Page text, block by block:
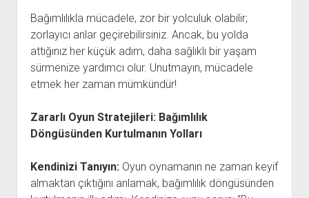
Bağımlılıkla mücadele, zor bir yolculuk olabilir;
zorlayıcı anlar geçirebilirsiniz. Ancak, bu yolda
attığınız her küçük adım, daha sağlıklı bir yaşam
sürmenize yardımcı olur. Unutmayın, mücadele
etmek her zaman mümkündür!
Zararlı Oyun Stratejileri: Bağımlılık
Döngüsünden Kurtulmanın Yolları
Kendinizi Tanıyın:Oyun oynamanın ne zaman keyif
almaktan çıktığını anlamak, bağımlılık döngüsünden